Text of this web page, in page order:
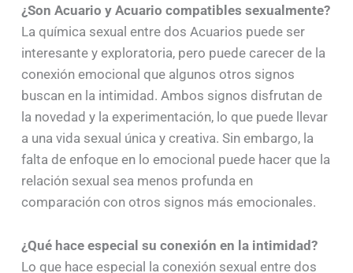
¿Son Acuario y Acuario compatibles sexualmente?
La química sexual entre dos Acuarios puede ser
interesante y exploratoria, pero puede carecer de la
conexión emocional que algunos otros signos
buscan en la intimidad. Ambos signos disfrutan de
la novedad y la experimentación, lo que puede llevar
a una vida sexual única y creativa. Sin embargo, la
falta de enfoque en lo emocional puede hacer que la
relación sexual sea menos profunda en
comparación con otros signos más emocionales.
¿Qué hace especial su conexión en la intimidad?
Lo que hace especial la conexión sexual entre dos